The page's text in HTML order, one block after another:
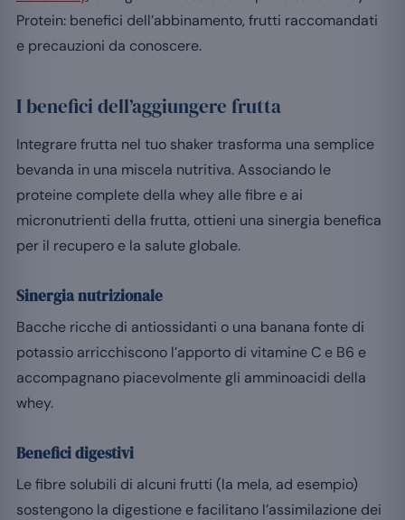
Protein: benefici dell’abbinamento, frutti raccomandati
e precauzioni da conoscere.
I benefici dell’aggiungere frutta
Integrare frutta nel tuo shaker trasforma una semplice
bevanda in una miscela nutritiva. Associando le
proteine complete della whey alle fibre e ai
micronutrienti della frutta, ottieni una sinergia benefica
per il recupero e la salute globale.
Sinergia nutrizionale
Bacche ricche di antiossidanti o una banana fonte di
potassio arricchiscono l’apporto di vitamine C e B6 e
accompagnano piacevolmente gli amminoacidi della
whey.
Benefici digestivi
Le fibre solubili di alcuni frutti (la mela, ad esempio)
sostengono la digestione e facilitano l’assimilazione dei